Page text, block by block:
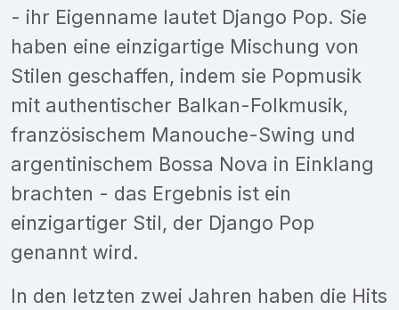
- ihr Eigenname lautet Django Pop. Sie
haben eine einzigartige Mischung von
Stilen geschaffen, indem sie Popmusik
mit authentischer Balkan-Folkmusik,
französischem Manouche-Swing und
argentinischem Bossa Nova in Einklang
brachten - das Ergebnis ist ein
einzigartiger Stil, der Django Pop
genannt wird.
In den letzten zwei Jahren haben die Hits